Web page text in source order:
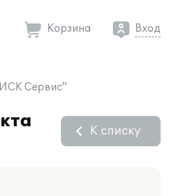
Корзина Вход
Сервис"
К списку